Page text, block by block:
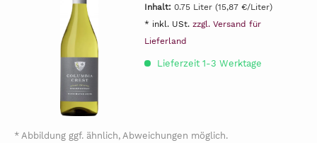
Inhalt: 0.75 Liter (15,87 €/Liter)
* inkl. USt. zzgl. Versand für
Lieferland
Lieferzeit 1-3 Werktage
* Abbildung ggf. ähnlich, Abweichungen möglich.